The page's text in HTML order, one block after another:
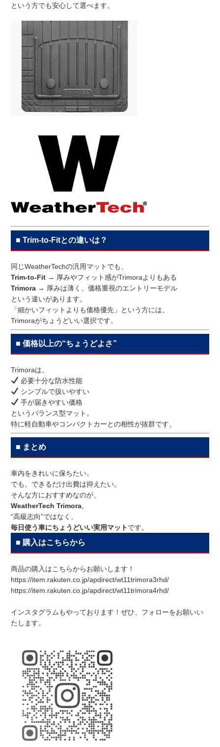
という方でも安心して選べます。
■ Trim-to-Fitとの違いは？
同じWeatherTechの汎用マットでも、
Trim-to-Fit → 厚みやフィット感がTrimoraよりもある
Trimora → 厚みは薄く、価格重視のエントリーモデル
という違いがあります。
「細かいフィットよりも価格優先」という方には、
Trimoraがちょうどいい選択です。
■ 価格以上の“ちょうどよさ”
Trimoraは、
必要十分な防水性能
シンプルで扱いやすい
手が届きやすい価格
というバランス型マット。
特に軽自動車やコンパクトカーとの相性が抜群です。
■ まとめ
車内をきれいに保ちたい。
でも、できるだけ出費は抑えたい。
そんな方におすすめなのが、
WeatherTech Trimora。
“高級志向”ではなく、
毎日使う車にちょうどいい実用マットです。
■ 購入はこちらから
商品の購入はこちらからお願いします！
https://item.rakuten.co.jp/apdirect/wt11trimora3rhd/
https://item.rakuten.co.jp/apdirect/wt11trimora4rhd/
インスタグラムもやっております！ぜひ、フォローをお願いい
たします。